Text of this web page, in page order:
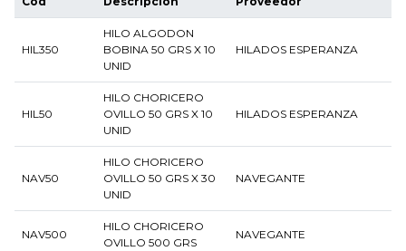
HIL350
HILO ALGODON
BOBINA 50 GRS X 10
UNID
HILADOS ESPERANZA
HIL50
HILO CHORICERO
OVILLO 50 GRS X 10
UNID
HILADOS ESPERANZA
NAV50
HILO CHORICERO
OVILLO 50 GRS X 30
UNID
NAVEGANTE
NAV500
HILO CHORICERO
OVILLO 500 GRS
NAVEGANTE